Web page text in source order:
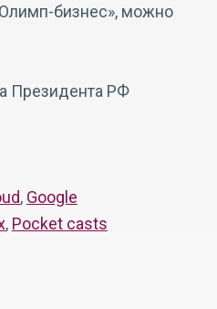
бизнес», можно
Президента РФ
, Google
, Pocket casts